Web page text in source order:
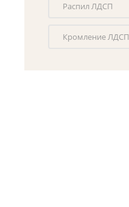
Распил ЛДСП
Кромление ЛДСП